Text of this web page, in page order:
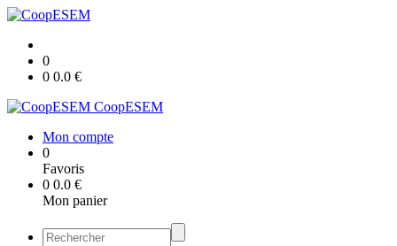
0
0 0.0 €
CoopESEM
Mon compte
0
Favoris
0 0.0 €
Mon panier